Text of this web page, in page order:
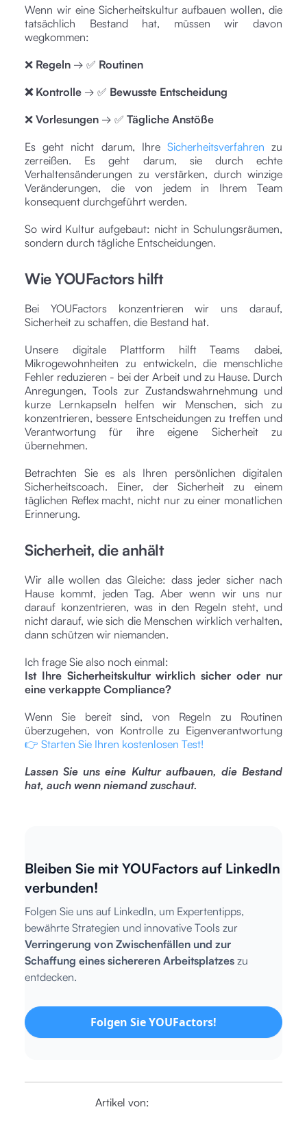
Wenn wir eine Sicherheitskultur aufbauen wollen, die
tatsächlich Bestand hat, müssen wir davon
wegkommen:
❌ Regeln → ✅ Routinen
❌ Kontrolle → ✅ Bewusste Entscheidung
❌ Vorlesungen → ✅ Tägliche Anstöße
Es geht nicht darum, Ihre Sicherheitsverfahren zu
zerreißen. Es geht darum, sie durch echte
Verhaltensänderungen zu verstärken, durch winzige
Veränderungen, die von jedem in Ihrem Team
konsequent durchgeführt werden.
So wird Kultur aufgebaut: nicht in Schulungsräumen,
sondern durch tägliche Entscheidungen.
Wie YOUFactors hilft
Bei YOUFactors konzentrieren wir uns darauf,
Sicherheit zu schaffen, die Bestand hat.
Unsere digitale Plattform hilft Teams dabei,
Mikrogewohnheiten zu entwickeln, die menschliche
Fehler reduzieren - bei der Arbeit und zu Hause. Durch
Anregungen, Tools zur Zustandswahrnehmung und
kurze Lernkapseln helfen wir Menschen, sich zu
konzentrieren, bessere Entscheidungen zu treffen und
Verantwortung für ihre eigene Sicherheit zu
übernehmen.
Betrachten Sie es als Ihren persönlichen digitalen
Sicherheitscoach. Einer, der Sicherheit zu einem
täglichen Reflex macht, nicht nur zu einer monatlichen
Erinnerung.
Sicherheit, die anhält
Wir alle wollen das Gleiche: dass jeder sicher nach
Hause kommt, jeden Tag. Aber wenn wir uns nur
darauf konzentrieren, was in den Regeln steht, und
nicht darauf, wie sich die Menschen wirklich verhalten,
dann schützen wir niemanden.
Ich frage Sie also noch einmal:
Ist Ihre Sicherheitskultur wirklich sicher oder nur
eine verkappte Compliance?
Wenn Sie bereit sind, von Regeln zu Routinen
überzugehen, von Kontrolle zu Eigenverantwortung
👉 Starten Sie Ihren kostenlosen Test!
Lassen Sie uns eine Kultur aufbauen, die Bestand
hat, auch wenn niemand zuschaut.
Bleiben Sie mit YOUFactors auf LinkedIn
verbunden!
Folgen Sie uns auf LinkedIn, um Expertentipps,
bewährte Strategien und innovative Tools zur
Verringerung von Zwischenfällen und zur
Schaffung eines sichereren Arbeitsplatzes zu
entdecken.
Folgen Sie YOUFactors!
Artikel von: